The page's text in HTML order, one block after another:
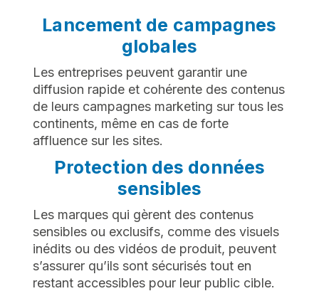
Lancement de campagnes
globales
Les entreprises peuvent garantir une
diffusion rapide et cohérente des contenus
de leurs campagnes marketing sur tous les
continents, même en cas de forte
affluence sur les sites.
Protection des données
sensibles
Les marques qui gèrent des contenus
sensibles ou exclusifs, comme des visuels
inédits ou des vidéos de produit, peuvent
s’assurer qu’ils sont sécurisés tout en
restant accessibles pour leur public cible.